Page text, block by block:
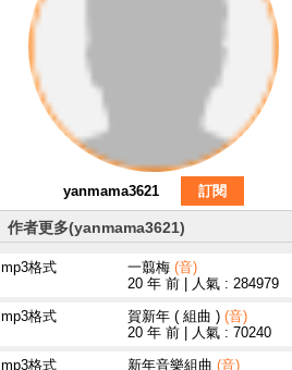
yanmama3621 訂閱
作者更多(yanmama3621)
mp3格式 一翦梅 (音)
20 年 前
人氣 : 284979
mp3格式
賀新年 ( 組曲 ) (音)
20 年 前
人氣 : 70240
mp3格式
新年音樂組曲 (音)